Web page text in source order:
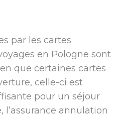
par les cartes
en Pologne sont
que certaines cartes
celle-ci est
pour un séjour
l’assurance annulation